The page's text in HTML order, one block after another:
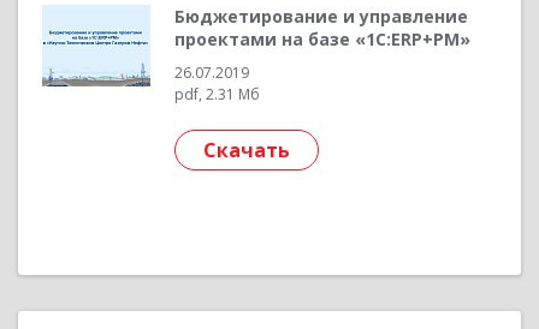
Бюджетирование и управление
проектами на базе «1С:ERP+PM»
26.07.2019
pdf, 2.31 Мб
Скачать